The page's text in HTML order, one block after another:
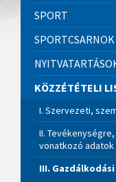
SPORT
SPORTCSARNOK
KÖZZÉTÉTELI
I. Szervezeti,
II.
vonatkozó adatok
III.